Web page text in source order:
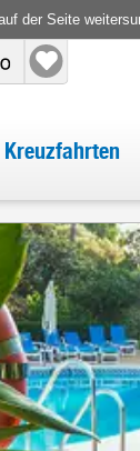
der Seite
Kreuzfahrten